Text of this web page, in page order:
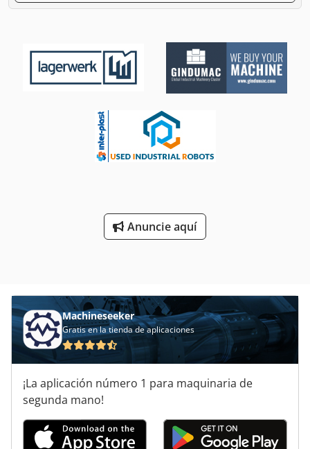
Anuncie aquí
Machineseeker
Gratis en la tienda de aplicaciones
¡La aplicación número 1 para maquinaria de
segunda mano!